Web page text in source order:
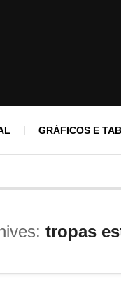
GRÁFICOS E
tropas